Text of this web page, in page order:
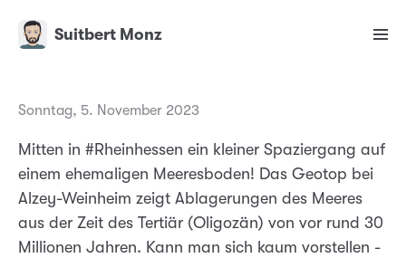
Suitbert Monz
Sonntag, 5. November 2023
Mitten in #Rheinhessen ein kleiner Spaziergang auf
einem ehemaligen Meeresboden! Das Geotop bei
Alzey-Weinheim zeigt Ablagerungen des Meeres
aus der Zeit des Tertiär (Oligozän) von vor rund 30
Millionen Jahren. Kann man sich kaum vorstellen -